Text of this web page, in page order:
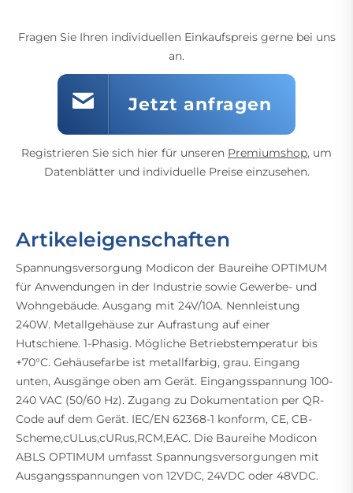
Fragen Sie Ihren individuellen Einkaufspreis gerne bei uns
an.
Jetzt anfragen
Registrieren Sie sich hier für unseren Premiumshop, um
Datenblätter und individuelle Preise einzusehen.
Artikeleigenschaften
Spannungsversorgung Modicon der Baureihe OPTIMUM
für Anwendungen in der Industrie sowie Gewerbe- und
Wohngebäude. Ausgang mit 24V/10A. Nennleistung
240W. Metallgehäuse zur Aufrastung auf einer
Hutschiene. 1-Phasig. Mögliche Betriebstemperatur bis
+70°C. Gehäusefarbe ist metallfarbig, grau. Eingang
unten, Ausgänge oben am Gerät. Eingangsspannung 100-
240 VAC (50/60 Hz). Zugang zu Dokumentation per QR-
Code auf dem Gerät. IEC/EN 62368-1 konform, CE, CB-
Scheme,cULus,cURus,RCM,EAC. Die Baureihe Modicon
ABLS OPTIMUM umfasst Spannungsversorgungen mit
Ausgangsspannungen von 12VDC, 24VDC oder 48VDC.